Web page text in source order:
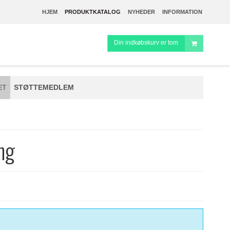
HJEM PRODUKTKATALOG NYHEDER INFORMATION
Din indkøbskurv er tom
STØTTEMEDLEM